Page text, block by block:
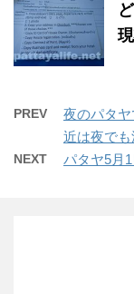
PREV
夜のパタ
近は夜でも
NEXT パタヤ5月